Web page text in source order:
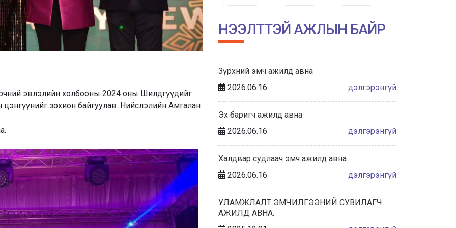
эвлэлийн холбооны 2024 оны Шилдгүүдийг
зохион байгуулав. Нийслэлийн Амгалан
ГАЗРЫН ТҮҮХТ 60 ЖИЛИЙН ОЙН
ХҮРЭЭНД ЗОХИОН БАЙГУУЛАГДА...
Халдвар сэргийлэлт хяналтын
2026/05/28
“ЭХИЙН СҮҮНИЙ НӨӨЦИЙН БАНКНЫ ҮЙЛ
АЖИЛЛАГААНЫ ЖУРАМ”-Д САНАЛ
АВАХ ХЭЛЭЛЦҮҮЛЭГТ ОР...
НЭЭЛТТЭЙ АЖЛЫН БАЙР
Зүрхний эмч ажилд авна
2026.06.16
дэлгэрэнгүй
Эх баригч ажилд авна
2026.06.16
дэлгэрэнгүй
Халдвар судлаач эмч ажилд авна
2026.06.16
дэлгэрэнгүй
УЛАМЖЛАЛТ ЭМЧИЛГЭЭНИЙ СУВИЛАГЧ
АЖИЛД АВНА.